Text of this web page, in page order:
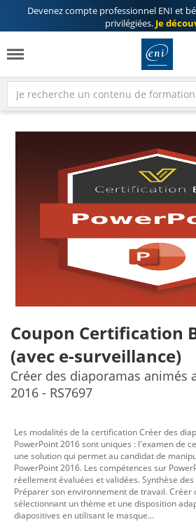
Devenez compte professionnel ENI et
privilégiées. Je
Coupon Certification
(avec e-surveillance)
Créer des diaporamas animés
2016 - RS7697
Les modalités de la certification Créer des
PowerPoint 2016 sont uniques : l'examen de
une solution qui permet au candidat de
PowerPoint 2016. Les compétences sur
réellement évaluées et validées. Synthèse
Préparer son environnement de travail. Créer
sélectionnant un thème et une disposition
diapositives en utilisant le masque...